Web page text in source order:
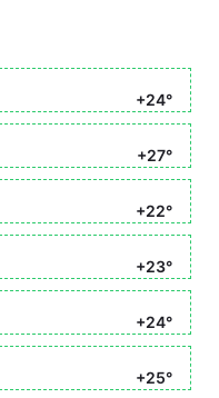
+24°
+27°
+22°
+23°
+24°
+25°